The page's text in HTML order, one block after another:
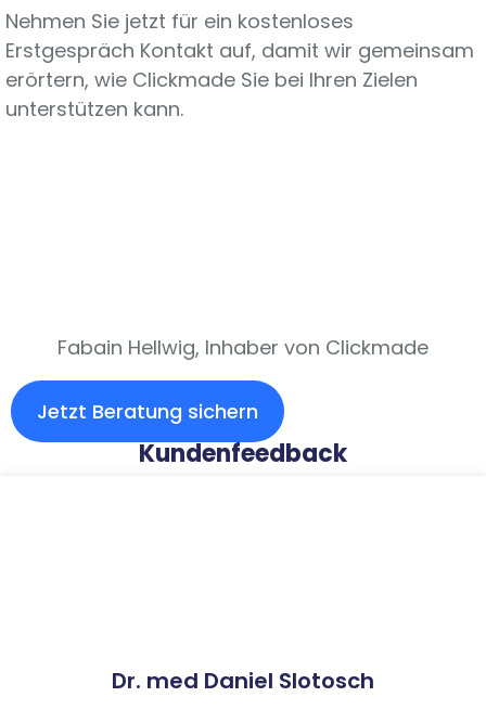
Nehmen Sie jetzt für ein kostenloses
Erstgespräch Kontakt auf, damit wir gemeinsam
erörtern, wie Clickmade Sie bei Ihren Zielen
unterstützen kann.
Fabain Hellwig, Inhaber von Clickmade
Jetzt Beratung sichern
Kundenfeedback
Dr. med Daniel Slotosch